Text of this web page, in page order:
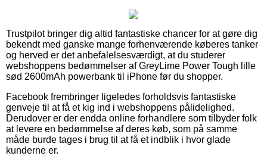
Trustpilot bringer dig altid fantastiske chancer for at gøre dig
bekendt med ganske mange forhenværende køberes tanker
og herved er det anbefalelsesværdigt, at du studerer
webshoppens bedømmelser af GreyLime Power Tough lille
sød 2600mAh powerbank til iPhone før du shopper.
Facebook frembringer ligeledes forholdsvis fantastiske
genveje til at få et kig ind i webshoppens pålidelighed.
Derudover er der endda online forhandlere som tilbyder folk
at levere en bedømmelse af deres køb, som på samme
måde burde tages i brug til at få et indblik i hvor glade
kunderne er.